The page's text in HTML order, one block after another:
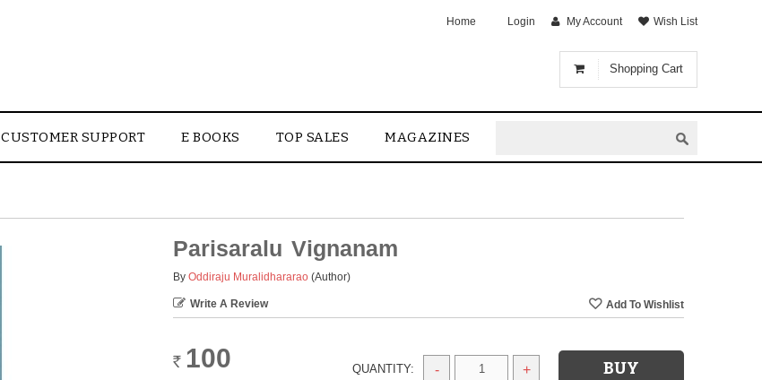
Shopping Cart
Home Login My Account Wish List
CUSTOMER SUPPORT E BOOKS TOP SALES MAGAZINES
Parisaralu Vignanam
By Oddiraju Muralidhararao (Author)
Write A Review
Rs. 100 QUANTITY: - +